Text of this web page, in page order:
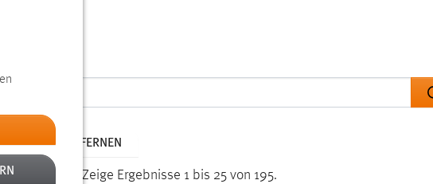
FILTER ENTFERNEN
gefunden. Zeige Ergebnisse 1 bis 25 von 195.